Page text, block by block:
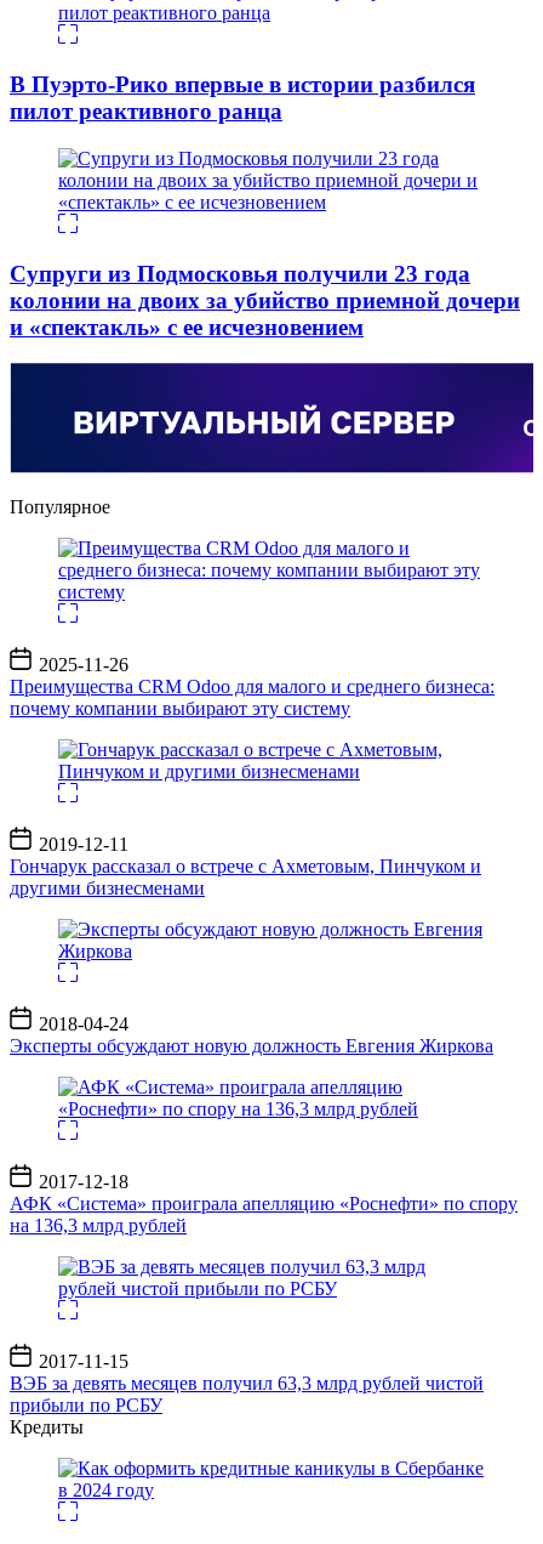
В Пуэрто-Рико впервые в истории разбился
пилот реактивного ранца
Супруги из Подмосковья получили 23 года
колонии на двоих за убийство приемной дочери
и «спектакль» с ее исчезновением
Популярное
Дата
записи
2025-11-26
Преимущества CRM Odoo для малого и среднего бизнеса:
почему компании выбирают эту систему
Дата
записи
2019-12-11
Гончарук рассказал о встрече с Ахметовым, Пинчуком и
другими бизнесменами
Дата
записи
2018-04-24
Эксперты обсуждают новую должность Евгения Жиркова
Дата
записи
2017-12-18
АФК «Система» проиграла апелляцию «Роснефти» по спору
на 136,3 млрд рублей
Дата
записи
2017-11-15
ВЭБ за девять месяцев получил 63,3 млрд рублей чистой
прибыли по РСБУ
Кредиты